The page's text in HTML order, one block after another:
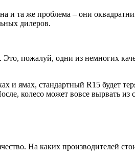
и та же проблема – они
дилеров.
пожалуй, одни из немногих
и ямах, стандартный R15 будет
колесо может вовсе вырвать из
На каких производителей